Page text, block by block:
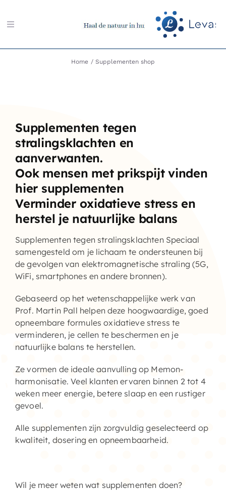
naar
Toggle
Boeken-shop
Memon-shop
Meter-shop
Radiësthesie-shop
Supplementen shop
Straling:
Onderwerpen:
Ziekteverzuim in bedrijven
Winkelwagen
Zirbeldrüse detox
Home Supplementen shop
Supplementen tegen
stralingsklachten en
aanverwanten.
Ook mensen met prikspijt vinden
hier supplementen
Verminder oxidatieve stress en
herstel je natuurlijke balans
Supplementen tegen stralingsklachten Speciaal
samengesteld om je lichaam te ondersteunen bij
de gevolgen van elektromagnetische straling (5G,
WiFi, smartphones en andere bronnen).
Gebaseerd op het wetenschappelijke werk van
Prof. Martin Pall helpen deze hoogwaardige, goed
opneembare formules oxidatieve stress te
verminderen, je cellen te beschermen en je
natuurlijke balans te herstellen.
Ze vormen de ideale aanvulling op Memon-
harmonisatie. Veel klanten ervaren binnen 2 tot 4
weken meer energie, betere slaap en een rustiger
gevoel.
Alle supplementen zijn zorgvuldig geselecteerd op
kwaliteit, dosering en opneembaarheid.
Wil je meer weten wat supplementen doen?